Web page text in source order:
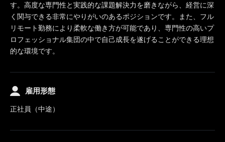
す。高度な専門性と実践的な課題解決力を磨きながら、経営に深
く関与できる非常にやりがいのあるポジションです。また、フル
リモート勤務により柔軟な働き方が可能であり、専門性の高いプ
ロフェッショナル集団の中で自己成長を遂げることができる理想
的な環境です。
雇用形態
正社員（中途）